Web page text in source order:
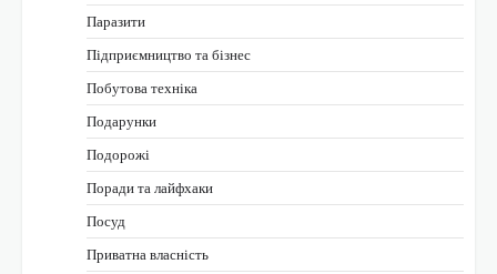
Паразити
Підприємництво та бізнес
Побутова техніка
Подарунки
Подорожі
Поради та лайфхаки
Посуд
Приватна власність